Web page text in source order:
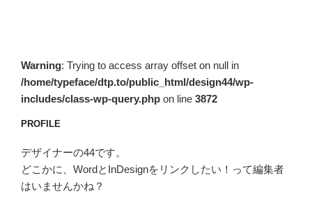
Warning: Trying to access array offset on null in
/home/typeface/dtp.to/public_html/design44/wp-
includes/class-wp-query.php on line 3872
PROFILE
デザイナーの44です。
どこかに、WordとInDesignをリンクしたい！って編集者
はいませんかね？